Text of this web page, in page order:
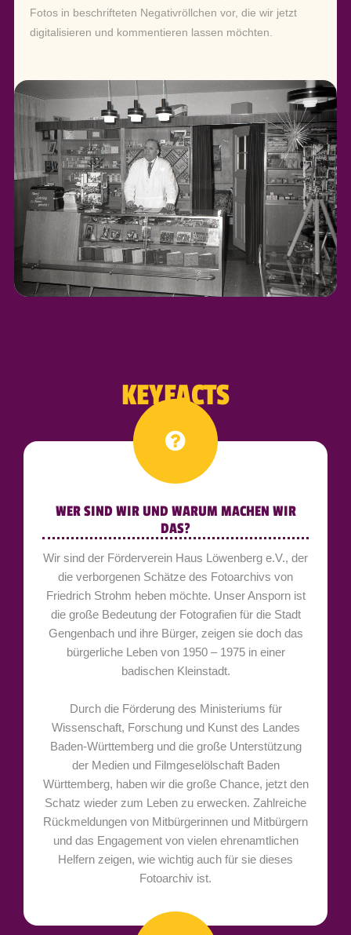
Fotos in beschrifteten Negativröllchen vor, die wir jetzt
digitalisieren und kommentieren lassen möchten.
KEYFACTS
WER SIND WIR UND WARUM MACHEN WIR
DAS?
Wir sind der Förderverein Haus Löwenberg e.V., der
die verborgenen Schätze des Fotoarchivs von
Friedrich Strohm heben möchte. Unser Ansporn ist
die große Bedeutung der Fotografien für die Stadt
Gengenbach und ihre Bürger, zeigen sie doch das
bürgerliche Leben von 1950 – 1975 in einer
badischen Kleinstadt.
Durch die Förderung des Ministeriums für
Wissenschaft, Forschung und Kunst des Landes
Baden-Württemberg und die große Unterstützung
der Medien und Filmgeselölschaft Baden
Württemberg, haben wir die große Chance, jetzt den
Schatz wieder zum Leben zu erwecken. Zahlreiche
Rückmeldungen von Mitbürgerinnen und Mitbürgern
und das Engagement von vielen ehrenamtlichen
Helfern zeigen, wie wichtig auch für sie dieses
Fotoarchiv ist.